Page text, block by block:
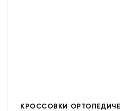
КРОССОВКИ